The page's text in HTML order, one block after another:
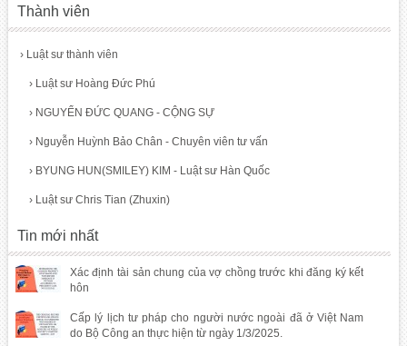
Thành viên
› Luật sư thành viên
› Luật sư Hoàng Đức Phú
› NGUYỂN ĐỨC QUANG - CỘNG SỰ
› Nguyễn Huỳnh Bảo Chân - Chuyên viên tư vấn
› BYUNG HUN(SMILEY) KIM - Luật sư Hàn Quốc
› Luật sư Chris Tian (Zhuxin)
Tin mới nhất
Xác định tài sản chung của vợ chồng trước khi đăng ký kết
hôn
Cấp lý lịch tư pháp cho người nước ngoài đã ở Việt Nam
do Bộ Công an thực hiện từ ngày 1/3/2025.